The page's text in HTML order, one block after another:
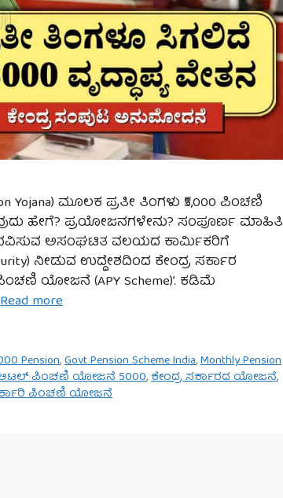
ಮೂಲಕ ಪ್ರತೀ ತಿಂಗಳು ₹5,000 ಪಿಂಚಣಿ
ಹೇಗೆ? ಪ್ರಯೋಜನಗಳೇನು? ಸಂಪೂರ್ಣ ಮಾಹಿತಿ
ಅಸಂಘಟಿತ ವಲಯದ ಕಾರ್ಮಿಕರಿಗೆ
ನೀಡುವ ಉದ್ದೇಶದಿಂದ ಕೇಂದ್ರ ಸರ್ಕಾರ
ಯೋಜನೆ (APY Scheme)’. ಕಡಿಮೆ
Read more
Pension,Govt Pension Scheme India,Monthly Pension
ಪಿಂಚಣಿ ಯೋಜನೆ 5000,ಕೇಂದ್ರ ಸರ್ಕಾರದ ಯೋಜನೆ,
ಪಿಂಚಣಿ ಯೋಜನೆ